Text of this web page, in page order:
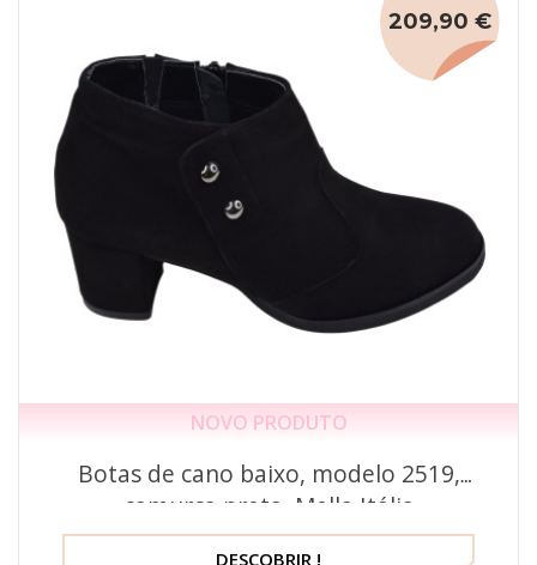
NOVO PRODUTO
Botas de cano baixo, modelo 2519,
camurça preta, Mella Itália
209,90 €
DESCOBRIR !